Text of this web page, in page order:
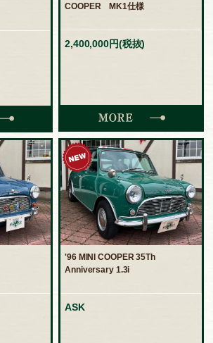
COOPER MK1仕様
2,400,000円(税抜)
'96 MINI COOPER 35Th
Anniversary 1.3i
ASK